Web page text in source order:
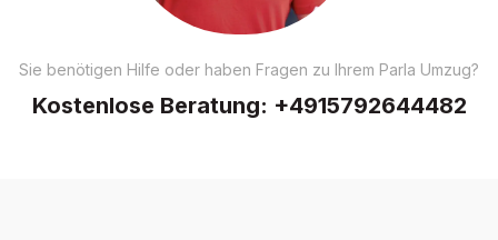
Sie benötigen Hilfe oder haben Fragen zu Ihrem Parla Umzug?
Kostenlose Beratung: +4915792644482